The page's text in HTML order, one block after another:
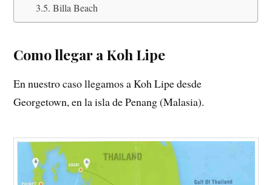
Billa Beach
Como llegar a Koh Lipe
En nuestro caso llegamos a Koh Lipe desde
Georgetown, en la isla de Penang (Malasia).